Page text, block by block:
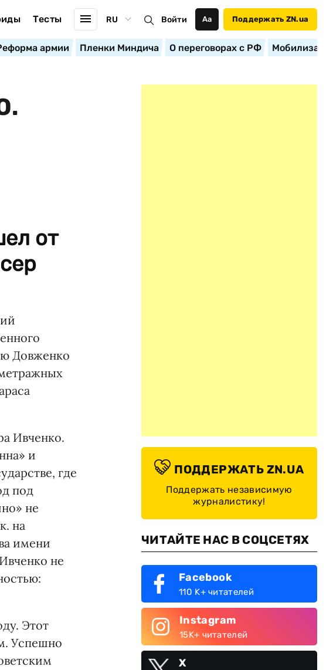
Тесты RU Войти Аа Поддержать ZN.ua
армии Пленки Миндича О переговорах с РФ
от
Довженко
Ивченко.
и
где
под
не
на
имени
не
Этот
Успешно
ПОДДЕРЖАТЬ ZN.UA
Поддержать независимую
журналистику!
ЧИТАЙТЕ НАС В СОЦСЕТЯХ
Facebook
110 K+ читателей
Instagram
15K+ читателей
X